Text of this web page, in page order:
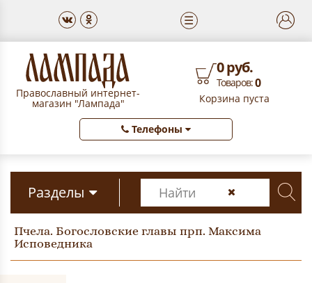
☰
Православный интернет-
магазин "Лампада"
0 руб.
Товаров:0
Корзина пуста
Телефоны
Разделы
Пчела. Богословские главы прп. Максима
Исповедника